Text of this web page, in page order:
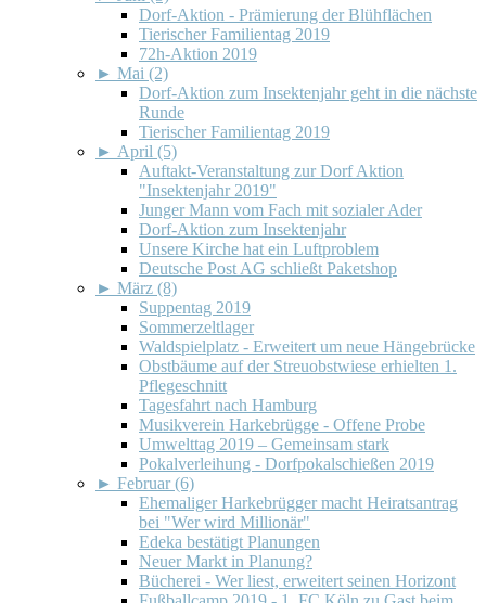
Dorf-Aktion - Prämierung der Blühflächen
Tierischer Familientag 2019
72h-Aktion 2019
► Mai (2)
Dorf-Aktion zum Insektenjahr geht in die nächste
Runde
Tierischer Familientag 2019
► April (5)
Auftakt-Veranstaltung zur Dorf Aktion
"Insektenjahr 2019"
Junger Mann vom Fach mit sozialer Ader
Dorf-Aktion zum Insektenjahr
Unsere Kirche hat ein Luftproblem
Deutsche Post AG schließt Paketshop
► März (8)
Suppentag 2019
Sommerzeltlager
Waldspielplatz - Erweitert um neue Hängebrücke
Obstbäume auf der Streuobstwiese erhielten 1.
Pflegeschnitt
Tagesfahrt nach Hamburg
Musikverein Harkebrügge - Offene Probe
Umwelttag 2019 – Gemeinsam stark
Pokalverleihung - Dorfpokalschießen 2019
► Februar (6)
Ehemaliger Harkebrügger macht Heiratsantrag
bei "Wer wird Millionär"
Edeka bestätigt Planungen
Neuer Markt in Planung?
Bücherei - Wer liest, erweitert seinen Horizont